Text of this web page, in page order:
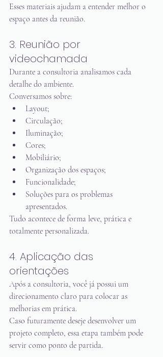
Esses materiais ajudam a entender melhor o
espaço antes da reunião.
3. Reunião por
videochamada
Durante a consultoria analisamos cada
detalhe do ambiente.
Conversamos sobre:
Layout;
Circulação;
Iluminação;
Cores;
Mobiliário;
Organização dos espaços;
Funcionalidade;
Soluções para os problemas
apresentados.
Tudo acontece de forma leve, prática e
totalmente personalizada.
4. Aplicação das
orientações
Após a consultoria, você já possui um
direcionamento claro para colocar as
melhorias em prática.
Caso futuramente deseje desenvolver um
projeto completo, essa etapa também pode
servir como ponto de partida.